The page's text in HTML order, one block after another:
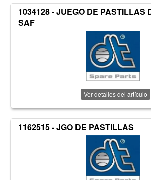
1034128 - JUEGO DE PASTILLAS
SAF
Ver detalles del artículo
1162515 - JGO DE PASTILLAS